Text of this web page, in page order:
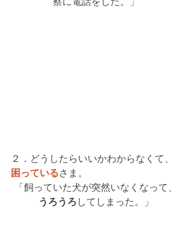
２．どうしたらいいかわからなくて、
困っているさま。
「飼っていた犬が突然いなくなって、
うろうろ してしまった。」